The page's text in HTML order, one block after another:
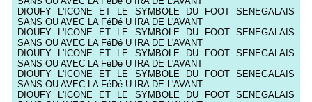
DIOUFY L'ICONE ET LE SYMBOLE DU FOOT SENEGALAIS
SANS OU AVEC LA FéDé U IRA DE L'AVANT
DIOUFY L'ICONE ET LE SYMBOLE DU FOOT SENEGALAIS
SANS OU AVEC LA FéDé U IRA DE L'AVANT
DIOUFY L'ICONE ET LE SYMBOLE DU FOOT SENEGALAIS
SANS OU AVEC LA FéDé U IRA DE L'AVANT
DIOUFY L'ICONE ET LE SYMBOLE DU FOOT SENEGALAIS
SANS OU AVEC LA FéDé U IRA DE L'AVANT
DIOUFY L'ICONE ET LE SYMBOLE DU FOOT SENEGALAIS